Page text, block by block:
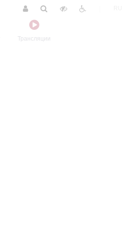
Трансляции